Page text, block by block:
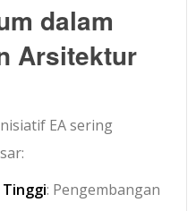
dalam
Arsitektur
EA sering
Tinggi: Pengembangan